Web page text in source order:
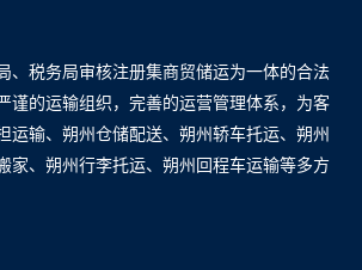
、税务局审核注册集商贸储运为一体的合法
谨的运输组织，完善的运营管理体系，为客
运输、朔州仓储配送、朔州轿车托运、朔州
家、朔州行李托运、朔州回程车运输等多方